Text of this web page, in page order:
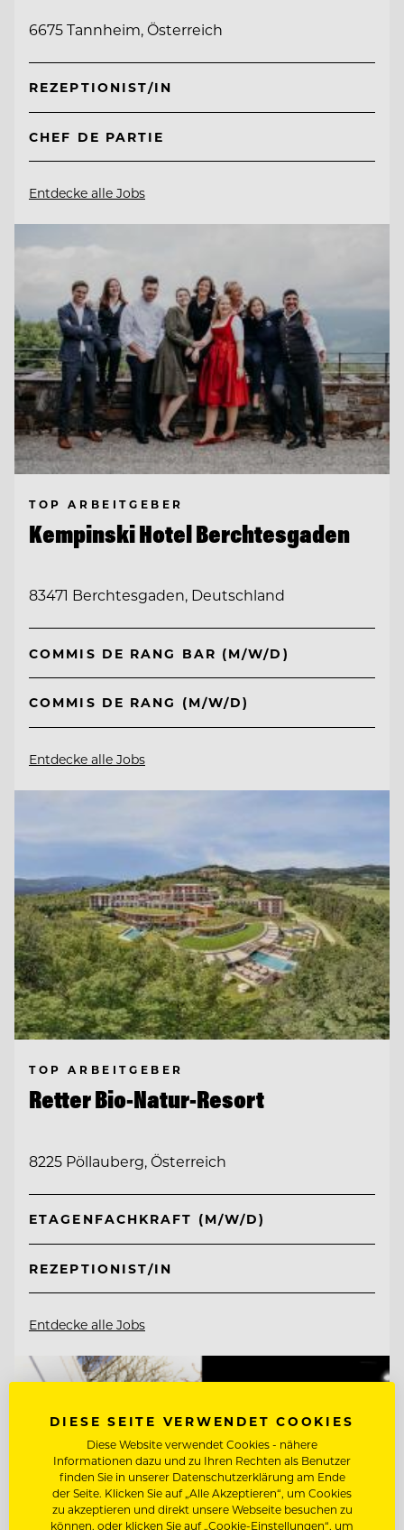
6675 Tannheim, Österreich
REZEPTIONIST/IN
CHEF DE PARTIE
Entdecke alle Jobs
TOP ARBEITGEBER
Kempinski Hotel Berchtesgaden
83471 Berchtesgaden, Deutschland
COMMIS DE RANG BAR (M/W/D)
COMMIS DE RANG (M/W/D)
Entdecke alle Jobs
TOP ARBEITGEBER
Retter Bio-Natur-Resort
8225 Pöllauberg, Österreich
ETAGENFACHKRAFT (M/W/D)
REZEPTIONIST/IN
Entdecke alle Jobs
DIESE SEITE VERWENDET COOKIES
Diese Website verwendet Cookies - nähere
Informationen dazu und zu Ihren Rechten als Benutzer
finden Sie in unserer Datenschutzerklärung am Ende
der Seite. Klicken Sie auf „Alle Akzeptieren“, um Cookies
zu akzeptieren und direkt unsere Webseite besuchen zu
können, oder klicken Sie auf „Cookie-Einstellungen“, um